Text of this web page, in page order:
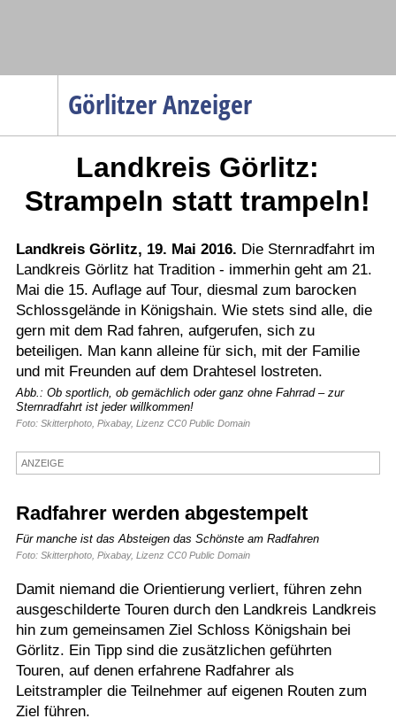
Görlitzer Anzeiger
Gesellschaft
Wirtschaft
Service
Verkehr
Gesundheit
Kultur
Sport
Termine
Kostenlos
Landkreis Görlitz:
Strampeln statt trampeln!
Landkreis Görlitz, 19. Mai 2016. Die Sternradfahrt im
Landkreis Görlitz hat Tradition - immerhin geht am 21.
Mai die 15. Auflage auf Tour, diesmal zum barocken
Schlossgelände in Königshain. Wie stets sind alle, die
gern mit dem Rad fahren, aufgerufen, sich zu
beteiligen. Man kann alleine für sich, mit der Familie
und mit Freunden auf dem Drahtesel lostreten.
Abb.: Ob sportlich, ob gemächlich oder ganz ohne Fahrrad – zur
Sternradfahrt ist jeder willkommen!
Foto: Skitterphoto, Pixabay, Lizenz CC0 Public Domain
ANZEIGE
Radfahrer werden abgestempelt
Für manche ist das Absteigen das Schönste am Radfahren
Foto: Skitterphoto, Pixabay, Lizenz CC0 Public Domain
Damit niemand die Orientierung verliert, führen zehn
ausgeschilderte Touren durch den Landkreis Landkreis
hin zum gemeinsamen Ziel Schloss Königshain bei
Görlitz. Ein Tipp sind die zusätzlichen geführten
Touren, auf denen erfahrene Radfahrer als
Leitstrampler die Teilnehmer auf eigenen Routen zum
Ziel führen.